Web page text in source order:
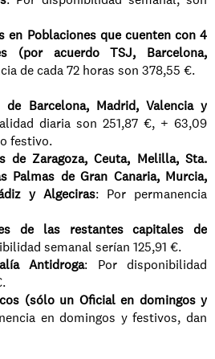
en Poblaciones que cuenten con 4
(por acuerdo TSJ, Barcelona,
de cada 72 horas son 378,55 €.
de Barcelona, Madrid, Valencia y
diaria son 251,87 €, + 63,09
festivo.
de Zaragoza, Ceuta, Melilla, Sta.
Palmas de Gran Canaria, Murcia,
y Algeciras: Por permanencia
de las restantes capitales de
semanal serían 125,91 €.
Antidroga: Por disponibilidad
(sólo un Oficial en domingos y
en domingos y festivos, dan